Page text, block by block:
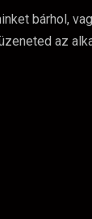
bárhol,
az